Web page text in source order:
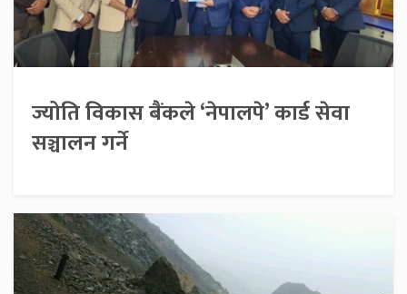
ज्योति विकास बैंकले ‘नेपालपे’ कार्ड सेवा
सञ्चालन गर्ने